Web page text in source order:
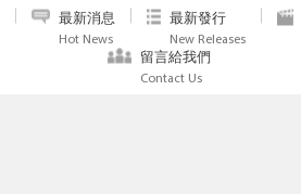
最新消息
Hot News
最新發行
New Releases
留言給我們
Contact Us